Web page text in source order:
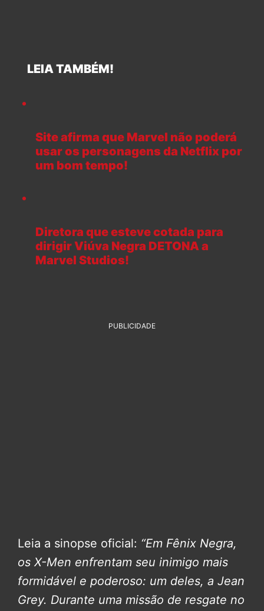
LEIA TAMBÉM!
Site afirma que Marvel não poderá
usar os personagens da Netflix por
um bom tempo!
Diretora que esteve cotada para
dirigir Viúva Negra DETONA a
Marvel Studios!
PUBLICIDADE
Leia a sinopse oficial: “Em Fênix Negra,
os X-Men enfrentam seu inimigo mais
formidável e poderoso: um deles, a Jean
Grey. Durante uma missão de resgate no